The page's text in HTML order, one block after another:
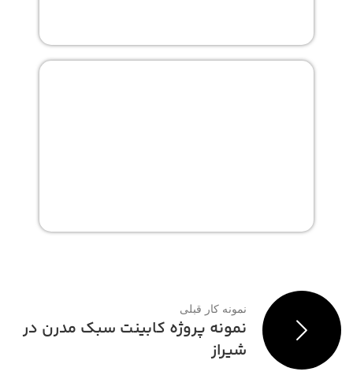
نمونه کار قبلی
نمونه پروژه کابینت سبک مدرن در
شیراز